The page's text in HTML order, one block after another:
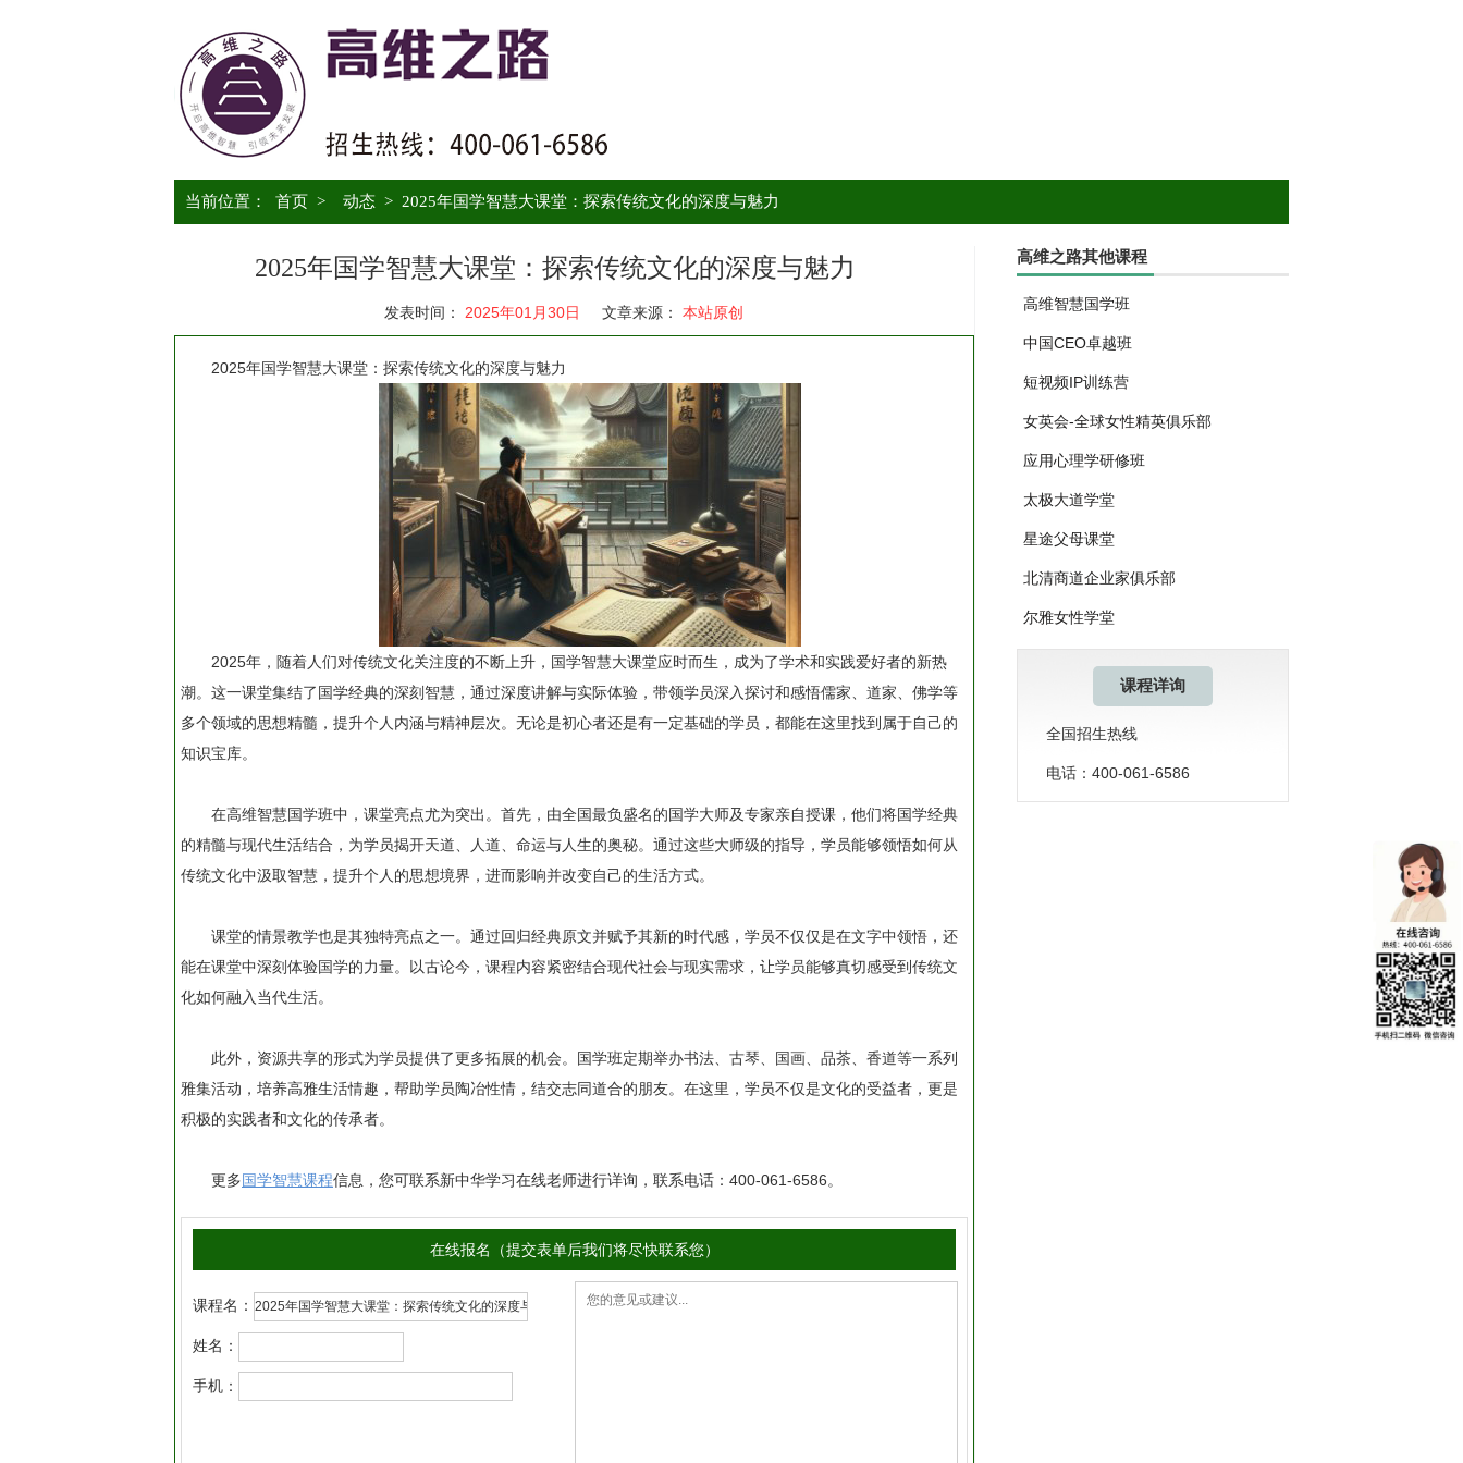
当前位置： 首页 > 动态 > 2025年国学智慧大课堂：探索传统文化的深度与魅力
2025年国学智慧大课堂：探索传统文化的深度与魅力
发表时间： 2025年01月30日 文章来源： 本站原创
2025年国学智慧大课堂：探索传统文化的深度与魅力
2025年，随着人们对传统文化关注度的不断上升，国学智慧大课堂应时而生，成为了学术和实践爱好者的新热
潮。这一课堂集结了国学经典的深刻智慧，通过深度讲解与实际体验，带领学员深入探讨和感悟儒家、道家、佛学等
多个领域的思想精髓，提升个人内涵与精神层次。无论是初心者还是有一定基础的学员，都能在这里找到属于自己的
知识宝库。
在高维智慧国学班中，课堂亮点尤为突出。首先，由全国最负盛名的国学大师及专家亲自授课，他们将国学经典
的精髓与现代生活结合，为学员揭开天道、人道、命运与人生的奥秘。通过这些大师级的指导，学员能够领悟如何从
传统文化中汲取智慧，提升个人的思想境界，进而影响并改变自己的生活方式。
课堂的情景教学也是其独特亮点之一。通过回归经典原文并赋予其新的时代感，学员不仅仅是在文字中领悟，还
能在课堂中深刻体验国学的力量。以古论今，课程内容紧密结合现代社会与现实需求，让学员能够真切感受到传统文
化如何融入当代生活。
此外，资源共享的形式为学员提供了更多拓展的机会。国学班定期举办书法、古琴、国画、品茶、香道等一系列
雅集活动，培养高雅生活情趣，帮助学员陶冶性情，结交志同道合的朋友。在这里，学员不仅是文化的受益者，更是
积极的实践者和文化的传承者。
更多国学智慧课程信息，您可联系新中华学习在线老师进行详询，联系电话：400-061-6586。
在线报名（提交表单后我们将尽快联系您）
课程名：
姓名：
手机：
高维之路其他课程
高维智慧国学班
中国CEO卓越班
短视频IP训练营
女英会-全球女性精英俱乐部
应用心理学研修班
太极大道学堂
星途父母课堂
北清商道企业家俱乐部
尔雅女性学堂
课程详询
全国招生热线
电话：400-061-6586